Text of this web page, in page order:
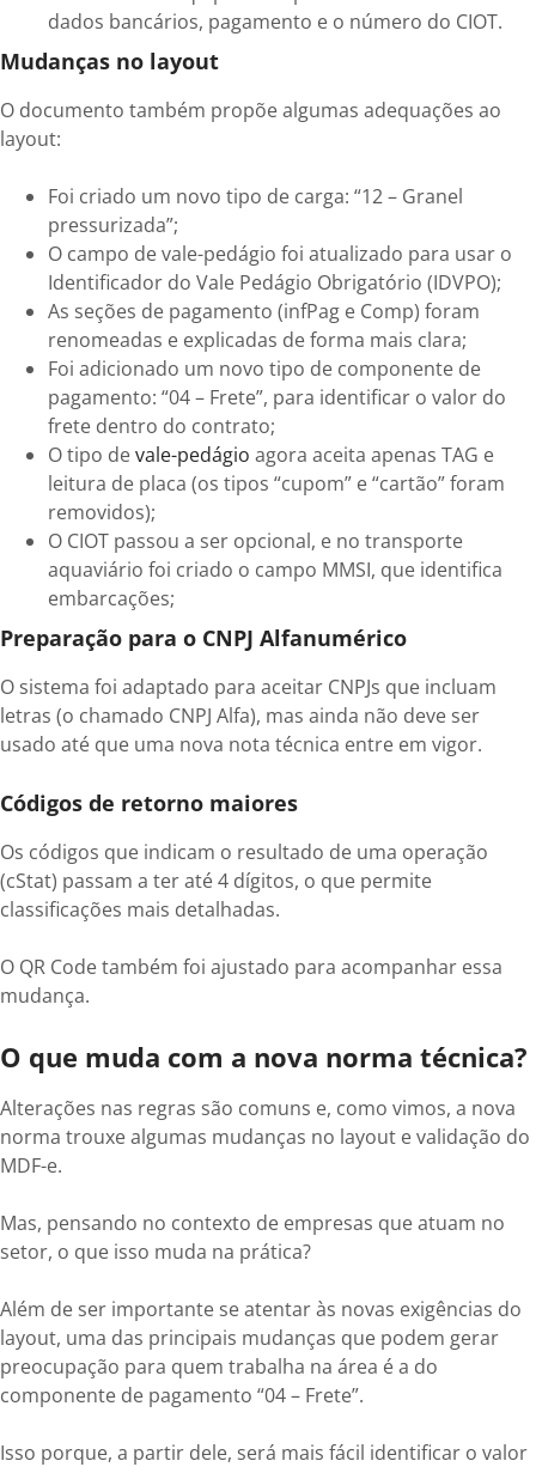
dados bancários, pagamento e o número do CIOT.
Mudanças no layout
O documento também propõe algumas adequações ao
layout:
Foi criado um novo tipo de carga: “12 – Granel
pressurizada”;
O campo de vale-pedágio foi atualizado para usar o
Identificador do Vale Pedágio Obrigatório (IDVPO);
As seções de pagamento (infPag e Comp) foram
renomeadas e explicadas de forma mais clara;
Foi adicionado um novo tipo de componente de
pagamento: “04 – Frete”, para identificar o valor do
frete dentro do contrato;
O tipo devale-pedágio agora aceita apenas TAG e
leitura de placa (os tipos “cupom” e “cartão” foram
removidos);
O CIOT passou a ser opcional, e no transporte
aquaviário foi criado o campo MMSI, que identifica
embarcações;
Preparação para o CNPJ Alfanumérico
O sistema foi adaptado para aceitar CNPJs que incluam
letras (o chamado CNPJ Alfa), mas ainda não deve ser
usado até que uma nova nota técnica entre em vigor.
Códigos de retorno maiores
Os códigos que indicam o resultado de uma operação
(cStat) passam a ter até 4 dígitos, o que permite
classificações mais detalhadas.
O QR Code também foi ajustado para acompanhar essa
mudança.
O que muda com a nova norma técnica?
Alterações nas regras são comuns e, como vimos, a nova
norma trouxe algumas mudanças no layout e validação do
MDF-e.
Mas, pensando no contexto de empresas que atuam no
setor, o que isso muda na prática?
Além de ser importante se atentar às novas exigências do
layout, uma das principais mudanças que podem gerar
preocupação para quem trabalha na área é a do
componente de pagamento “04 – Frete”.
Isso porque, a partir dele, será mais fácil identificar o valor